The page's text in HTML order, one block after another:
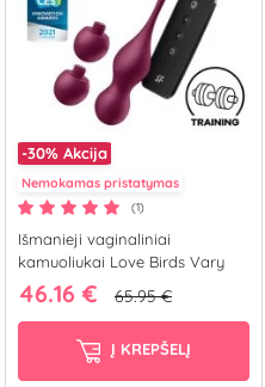
-30% Akcija
Nemokamas pristatymas
(1)
Išmanieji vaginaliniai
kamuoliukai Love Birds Vary
46.16 € 65.95 €
Į KREPŠELĮ